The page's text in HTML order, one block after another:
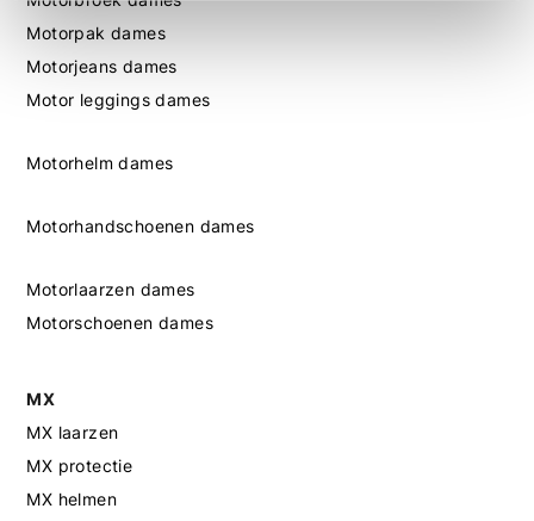
Motorpak dames
Motorjeans dames
Motor leggings dames
Motorhelm dames
Motorhandschoenen dames
Motorlaarzen dames
Motorschoenen dames
MX
MX laarzen
MX protectie
MX helmen